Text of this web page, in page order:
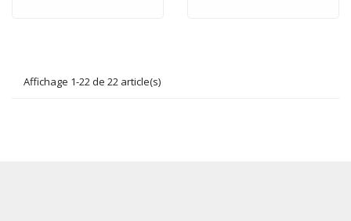
Affichage 1-22 de 22 article(s)